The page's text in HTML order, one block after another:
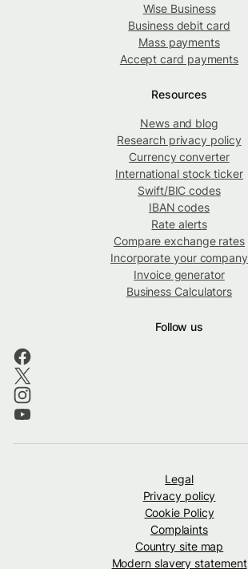
Wise Business
Business debit card
Mass payments
Accept card payments
Resources
News and blog
Research privacy policy
Currency converter
International stock ticker
Swift/BIC codes
IBAN codes
Rate alerts
Compare exchange rates
Incorporate your company
Invoice generator
Business Calculators
Follow us
Legal
Privacy policy
Cookie Policy
Complaints
Country site map
Modern slavery statement